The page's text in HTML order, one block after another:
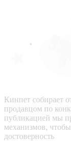
Кинпет собирает
продавцом по
публикацией мы
механизмов, чтобы
достоверность